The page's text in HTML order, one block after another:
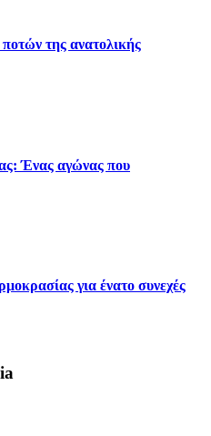
της ανατολικής
Ένας αγώνας που
για ένατο συνεχές